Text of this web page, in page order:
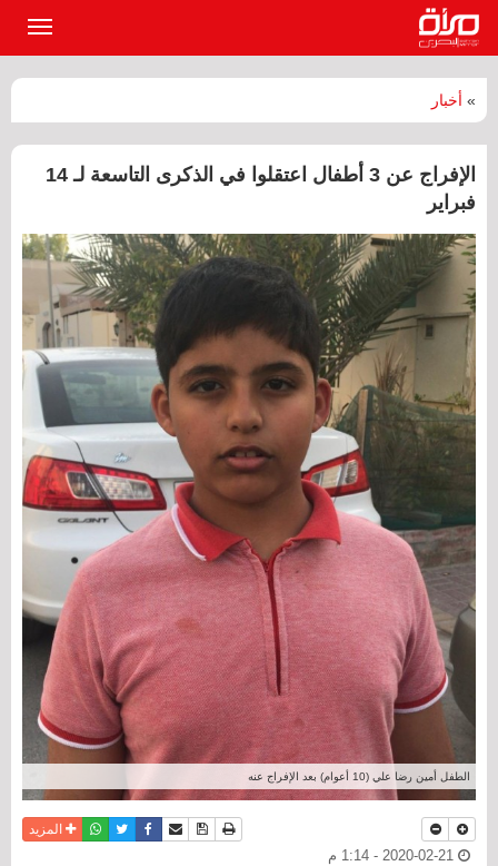
» أخبار
الإفراج عن 3 أطفال اعتقلوا في الذكرى التاسعة لـ 14
فبراير
الطفل أمين رضا علي (10 أعوام) بعد الإفراج عنه
نسخة للطباعة
حفظ الموضوع
أرسل الى صديق
فيسبوكتويترواتسابالمزيد